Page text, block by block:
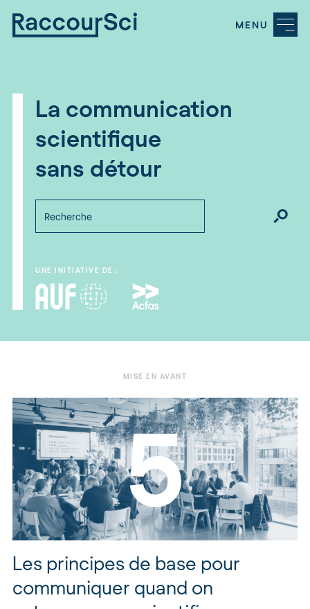
MENU
La communication
scientifique
sans détour
UNE INITIATIVE DE :
MISE EN AVANT
Top
5
Les principes de base pour
communiquer quand on